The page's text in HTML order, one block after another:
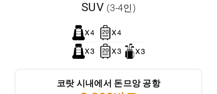
SUV (3-4인)
코랏 시내에서 돈므앙 공항